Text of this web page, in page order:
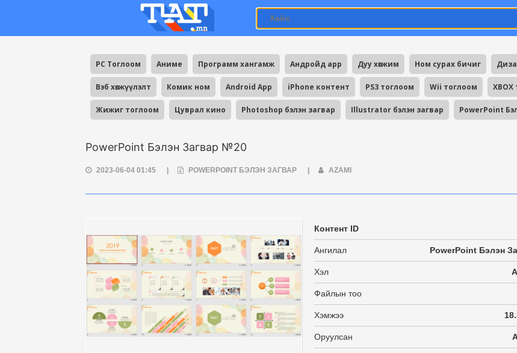
PC Тоглоом Аниме Программ хангамж Андройд app Дуу хөгжим Ном сурах бичиг
Вэб хөгжүүлэлт Комик ном Android App iPhone контент PS3 тоглоом Wii тоглоом
Жижиг тоглоом Цуврал кино Photoshop бэлэн загвар Illustrator бэлэн загвар PowerPoint
PowerPoint Бэлэн Загвар №20
2023-06-04 01:45 POWERPOINT БЭЛЭН ЗАГВАР AZAMI
Контент ID
Ангилал PowerPoint Бэлэн
Хэл
Файлын тоо
Хэмжээ
Оруулсан